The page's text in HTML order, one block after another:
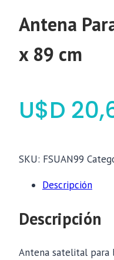
Antena
x 89 cm
$
SKU: FSUAN99
Descripción
Descripción
Antena satelital para